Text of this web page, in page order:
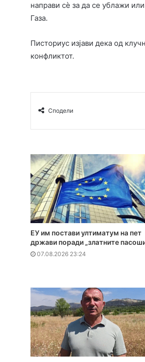
направи сè за да се ублажи
Газа.
Писториус изјави дека од
конфликтот.
Сподели
ЕУ им постави ултиматум на пет
држави поради „златните
07.08.2026 23:24